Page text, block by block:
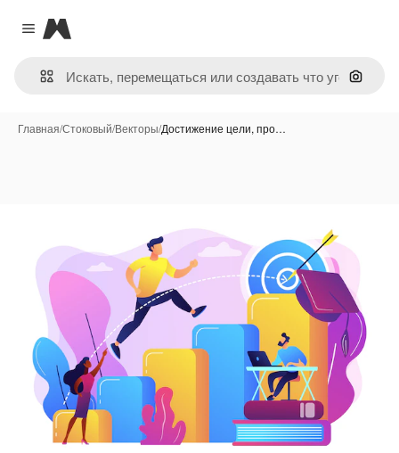
Close menu
Magnific
Поиск
Главная/Стоковый/Векторы/Достижение цели, про…